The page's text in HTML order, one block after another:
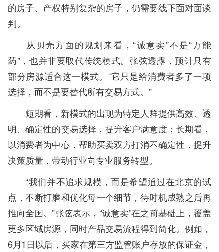
的房子、产权特别复杂的房子，仍需要线下面对面谈
判。
从贝壳方面的规划来看，“诚意卖”不是“万能
药”，也并非要取代传统模式。张弦透露，预计只有
部分房源适合这一模式。“它只是给消费者多了一项
选择，而不是要替代所有交易方式。”
短期看，新模式的出现为特定人群提供高效、透
明、确定性的交易选择，提升客户满意度；长期看，
以消费者为中心，帮助买卖双方打消不确定性，提升
决策质量，带动行业向专业服务转型。
“我们并不追求规模，而是希望通过在北京的试
点，不断打磨和优化每一个细节，待时机成熟之后再
推向全国。”张弦表示，“诚意卖”在之前基础上，覆盖
更多区域房源，同时产品交易流程得到简化。例如，
6月1日以后，买家在第三方监管账户存放的保证金，